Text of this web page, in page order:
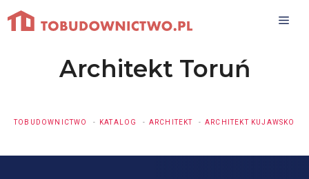
Przejdź
do
Architekt Toruń
TOBUDOWNICTWO KATALOG ARCHITEKT ARCHITEKT KUJAWSKO-